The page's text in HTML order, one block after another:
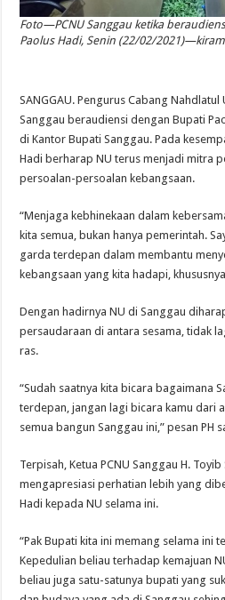
Foto—PCNU Sanggau ketika
Paolus Hadi, Senin (22/02/2021)—kiram
SANGGAU. Pengurus Cabang Nahdlatul
Sanggau beraudiensi dengan Bupati
di Kantor Bupati Sanggau. Pada
Hadi berharap NU terus menjadi mitra
persoalan-persoalan kebangsaan.
“Menjaga kebhinekaan dalam
kita semua, bukan hanya pemerintah.
garda terdepan dalam membantu
kebangsaan yang kita hadapi,
Dengan hadirnya NU di Sanggau
persaudaraan di antara sesama, tidak
ras.
“Sudah saatnya kita bicara bagaimana
terdepan, jangan lagi bicara kamu dari
semua bangun Sanggau ini,” pesan PH
Terpisah, Ketua PCNU Sanggau H.
mengapresiasi perhatian lebih yang
Hadi kepada NU selama ini.
“Pak Bupati kita ini memang selama ini
Kepedulian beliau terhadap kemajuan
beliau juga satu-satunya bupati yang